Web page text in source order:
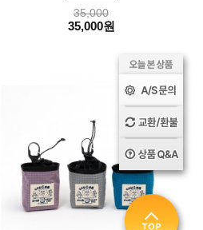
35,000
35,000원